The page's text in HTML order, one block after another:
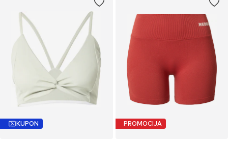
KUPON PROMOCIJA